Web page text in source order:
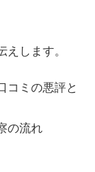
します。
コミの悪評と
の流れ